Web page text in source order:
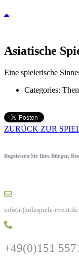
Asiatische
Eine spielerische
Categories:
ZURÜCK ZUR
Begeistern Sie Ihre Bürger,
info(ät)holzspiele-event.de
+49(0)151